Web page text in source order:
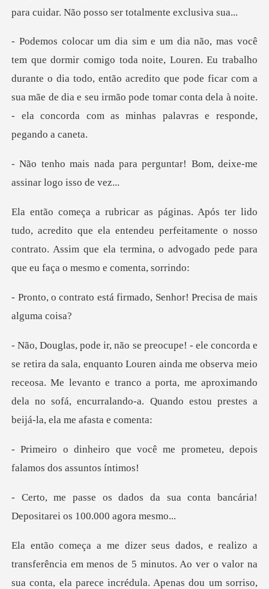
u trabalho
durante o dia todo, então acredito que pode ficar com a
sua mãe de dia e seu irmão p
perguntar! Bom, deixe-me
o que ela entendeu perfeitamente o nosso
contrato. Assim que ela te
á firmado, Senhor! Preci
o Louren ainda me observa meio
receosa. Me levanto e tranco a porta, me aproximando
d
você me prometeu, depois
f
sua conta bancária!
Deposita
m menos de 5 minutos. Ao ver o valor na
sua conta, ela parece incré